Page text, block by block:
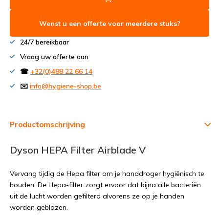
Wenst u een offerte voor meerdere stuks?
24/7 bereikbaar
Vraag uw offerte aan
☎ +32(0)488 22 66 14
✉️ info@hygiene-shop.be
Productomschrijving
Dyson HEPA Filter Airblade V
Vervang tijdig de Hepa filter om je handdroger hygiënisch te
houden. De Hepa-filter zorgt ervoor dat bijna alle bacteriën
uit de lucht worden gefilterd alvorens ze op je handen
worden geblazen.